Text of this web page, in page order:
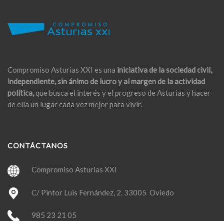
Compromiso Asturias XXI es una iniciativa de la sociedad civil,
independiente, sin ánimo de lucro y al margen de la actividad
política,que busca el interés y el progreso de Asturias y hacer
de ella un lugar cada vez mejor para vivir.
CONTÁCTANOS
Compromiso Asturias XXI
C/ Pintor Luis Fernández, 2. 33005 Oviedo
985 23 21 05